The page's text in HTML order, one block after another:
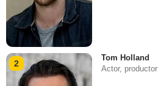
2
Tom Holland
Actor, productor